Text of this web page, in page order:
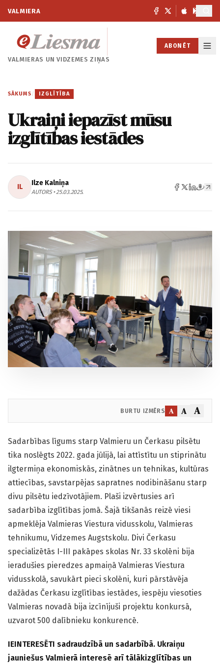
VALMIERA
VALMIERAS UNVIDZEMES ZIŅAS
ABONĒT
SĀKUMS / IZGLĪTĪBA
Ukraiņi iepazīst mūsu
izglītības iestādes
IL Ilze Kalniņa
AUTORS • 25.03.2025.
BURTU IZMĒRS A A A
Sadarbības līgums starp Valmieru un Čerkasu pilsētu
tika noslēgts 2022. gada jūlijā, lai attīstītu un stiprinātu
ilgtermiņa ekonomiskās, zinātnes un tehnikas, kultūras
attiecības, savstarpējas sapratnes nodibināšanu starp
divu pilsētu iedzīvotājiem. Plaši izvērtusies arī
sadarbība izglītības jomā. Šajā tikšanās reizē viesi
apmeklēja Valmieras Viestura vidusskolu, Valmieras
tehnikumu, Vidzemes Augstskolu. Divi Čerkasu
specializētās I-III pakāpes skolas Nr. 33 skolēni bija
ieradušies pieredzes apmaiņā Valmieras Viestura
vidusskolā, savukārt pieci skolēni, kuri pārstāvēja
dažādas Čerkasu izglītības iestādes, iespēju viesoties
Valmieras novadā bija izcīnījuši projektu konkursā,
uzvarot 500 dalībnieku konkurencē.
IEINTERESĒTI sadraudzībā un sadarbībā. Ukraiņu
jauniešus Valmierā interesē arī tālākizglītības un